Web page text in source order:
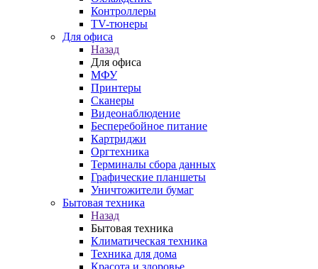
Контроллеры
TV-тюнеры
Для офиса
Назад
Для офиса
МФУ
Принтеры
Сканеры
Видеонаблюдение
Бесперебойное питание
Картриджи
Оргтехника
Терминалы сбора данных
Графические планшеты
Уничтожители бумаг
Бытовая техника
Назад
Бытовая техника
Климатическая техника
Техника для дома
Красота и здоровье